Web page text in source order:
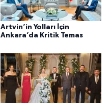
Artvin’in Yolları İçin
Ankara’da Kritik Temas